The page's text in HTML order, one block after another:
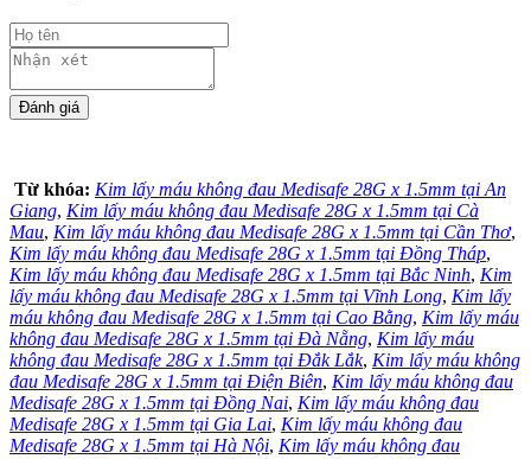
Từ khóa: Kim lấy máu không đau Medisafe 28G x 1.5mm tại An
Giang, Kim lấy máu không đau Medisafe 28G x 1.5mm tại Cà
Mau, Kim lấy máu không đau Medisafe 28G x 1.5mm tại Cần Thơ,
Kim lấy máu không đau Medisafe 28G x 1.5mm tại Đồng Tháp,
Kim lấy máu không đau Medisafe 28G x 1.5mm tại Bắc Ninh, Kim
lấy máu không đau Medisafe 28G x 1.5mm tại Vĩnh Long, Kim lấy
máu không đau Medisafe 28G x 1.5mm tại Cao Bằng, Kim lấy máu
không đau Medisafe 28G x 1.5mm tại Đà Nẵng, Kim lấy máu
không đau Medisafe 28G x 1.5mm tại Đắk Lắk, Kim lấy máu không
đau Medisafe 28G x 1.5mm tại Điện Biên, Kim lấy máu không đau
Medisafe 28G x 1.5mm tại Đồng Nai, Kim lấy máu không đau
Medisafe 28G x 1.5mm tại Gia Lai, Kim lấy máu không đau
Medisafe 28G x 1.5mm tại Hà Nội, Kim lấy máu không đau